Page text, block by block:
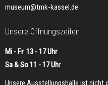
museum@tmk-kassel.de
Unsere Öffnungszeiten
Mi - Fr 13 - 17 Uhr
Sa & So 11 - 17 Uhr
Unsere Ausstellungshalle ist nicht